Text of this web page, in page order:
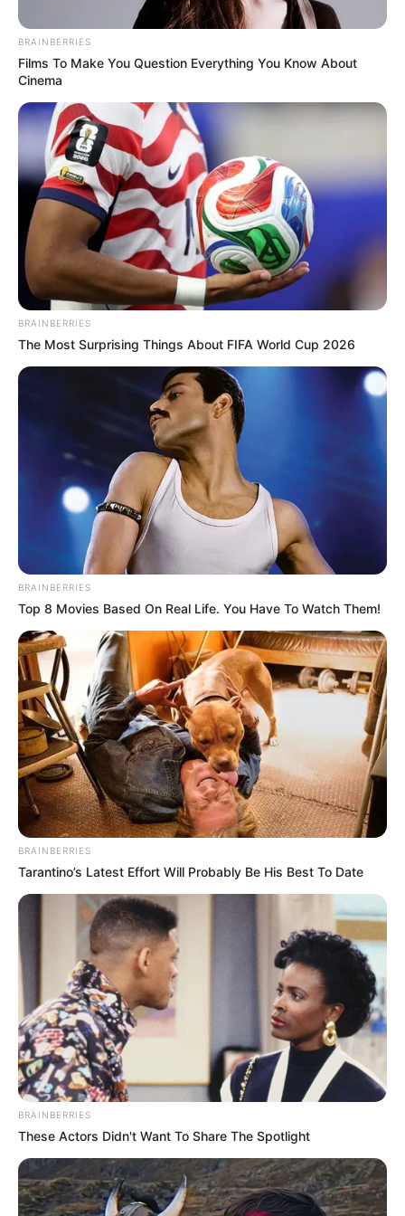
combinam com o estilo da sua casa, e pronto!
Acompanhe essepostpra lá de interessante e
de um passo a passo super simples.
Veja também:
Como fazer tapete amarradinho passo a passo
Tapete fantástico feito com feltro
Como Fazer um Tapete de Tecido
Materiais necessários
Materiais necessários para fazer o tapete de tecido
Corda de poliéster para varal.
Tiras de tecido com aproximadamente 5 cm
de largura (use as cores de sua preferência)
BRAINBERRIES
Films To Make You Question Everything You Know About
Cinema
BRAINBERRIES
The Most Surprising Things About FIFA World Cup 2026
BRAINBERRIES
Top 8 Movies Based On Real Life. You Have To Watch Them!
BRAINBERRIES
Tarantino’s Latest Effort Will Probably Be His Best To Date
BRAINBERRIES
These Actors Didn't Want To Share The Spotlight